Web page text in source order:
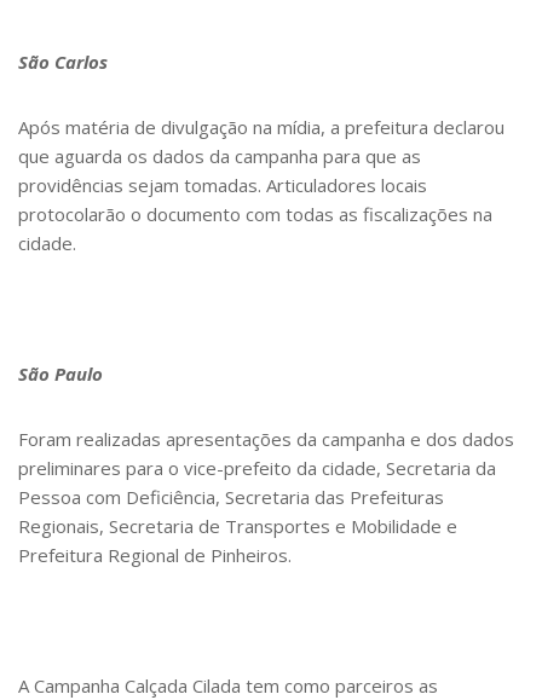
São Carlos
Após matéria de divulgação na mídia, a prefeitura declarou
que aguarda os dados da campanha para que as
providências sejam tomadas. Articuladores locais
protocolarão o documento com todas as fiscalizações na
cidade.
São Paulo
Foram realizadas apresentações da campanha e dos dados
preliminares para o vice-prefeito da cidade, Secretaria da
Pessoa com Deficiência, Secretaria das Prefeituras
Regionais, Secretaria de Transportes e Mobilidade e
Prefeitura Regional de Pinheiros.
A Campanha Calçada Cilada tem como parceiros as